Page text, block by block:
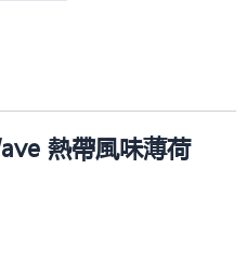
熱帶風味薄荷